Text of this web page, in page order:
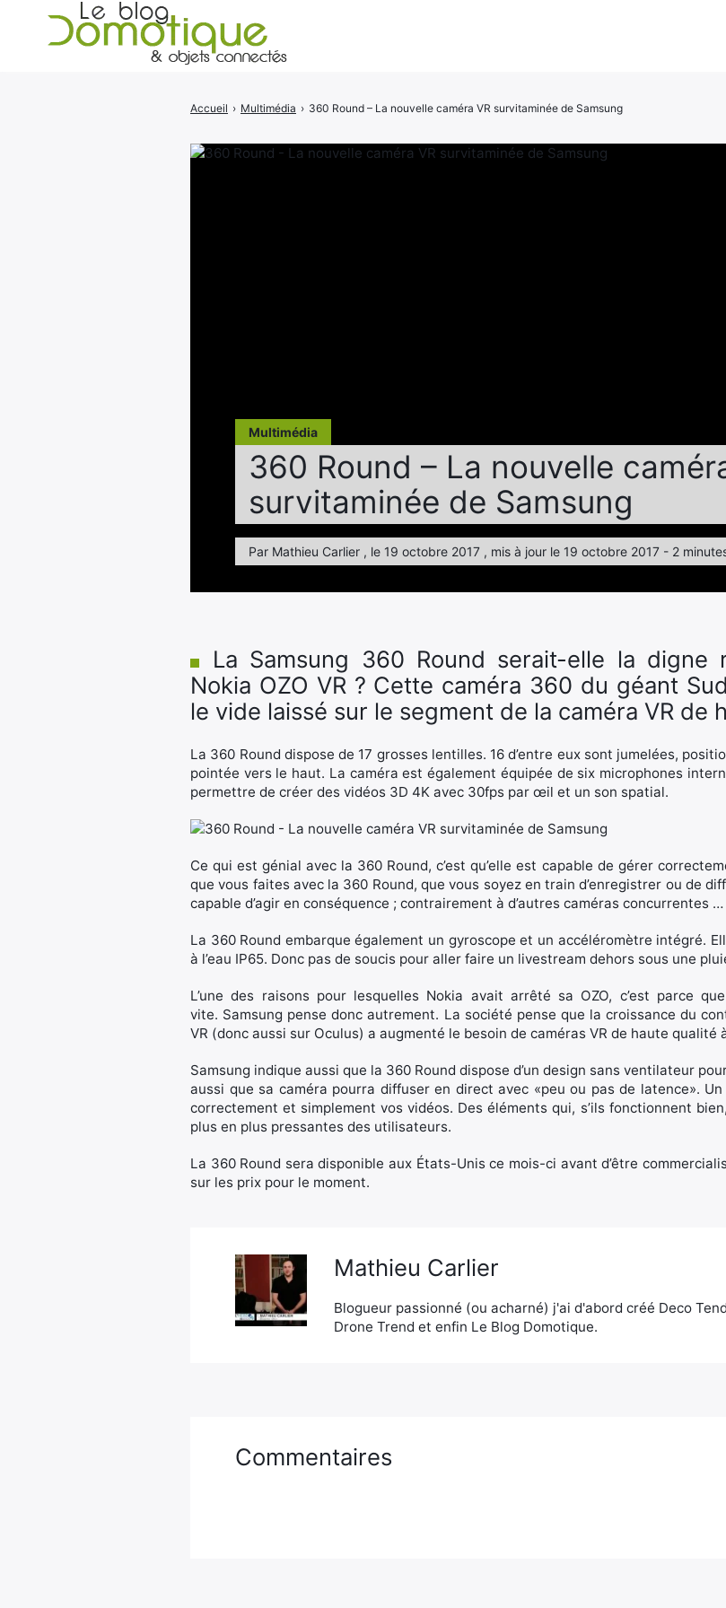
Multimédia
360 ​​Round – La nouvelle
survitaminée de Samsung
Par Mathieu Carlier , le 19 octobre 2017 , mis à jour le 19 octobre 2017 - 2
Accueil › Multimédia › 360 ​​Round – La nouvelle caméra VR survitaminée de Samsung
La Samsung 360 ​​Round serait-elle la digne
Nokia OZO VR ? Cette caméra 360 du géant
le vide laissé sur le segment de la caméra VR de
La 360 ​​Round dispose de 17 grosses lentilles. 16 d’entre eux sont jumelées,
pointée vers le haut. La caméra est également équipée de six microphones
permettre de créer des vidéos 3D 4K avec 30fps par œil et un son spatial.
Ce qui est génial avec la 360 ​​Round, c’est qu’elle est capable de gérer
que vous faites avec la 360 ​​Round, que vous soyez en train d’enregistrer ou de
capable d’agir en conséquence ; contrairement à d’autres caméras concurrentes …
La 360 ​​Round embarque également un gyroscope et un accéléromètre intégré.
à l’eau IP65. Donc pas de soucis pour aller faire un livestream dehors sous une
L’une des raisons pour lesquelles Nokia avait arrêté sa OZO, c’est parce
vite. Samsung pense donc autrement. La société pense que la croissance du
VR (donc aussi sur Oculus) a augmenté le besoin de caméras VR de haute qualité
Samsung indique aussi que la 360 ​​Round dispose d’un design sans ventilateur
aussi que sa caméra pourra diffuser en direct avec «peu ou pas de latence».
correctement et simplement vos vidéos. Des éléments qui, s’ils fonctionnent
plus en plus pressantes des utilisateurs.
La 360 ​​Round sera disponible aux États-Unis ce mois-ci avant d’être
sur les prix pour le moment.
Mathieu Carlier
Blogueur passionné (ou acharné) j'ai d'abord créé Deco
Drone Trend et enfin Le Blog Domotique.
Commentaires
Rechercher